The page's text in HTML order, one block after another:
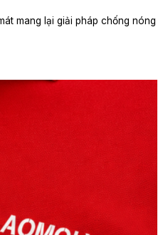
mang lại giải pháp chống nóng